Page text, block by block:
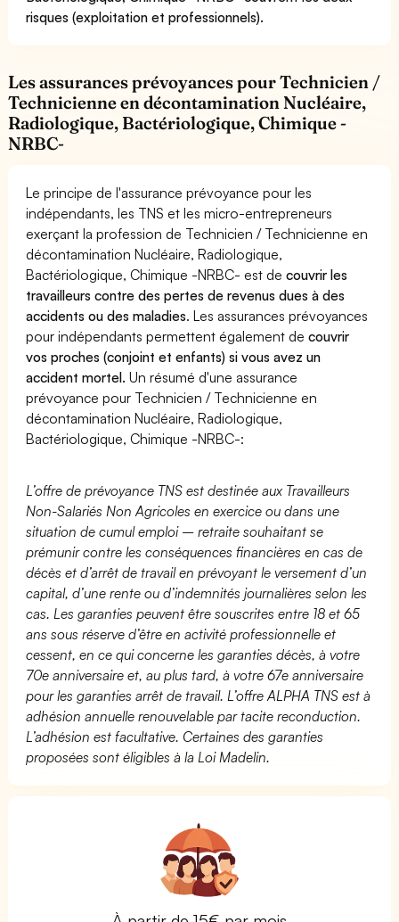
risques (exploitation et professionnels).
Les assurances prévoyances pour Technicien /
Technicienne en décontamination Nucléaire,
Radiologique, Bactériologique, Chimique -
NRBC-
Le principe de l'assurance prévoyance pour les
indépendants, les TNS et les micro-entrepreneurs
exerçant la profession de Technicien / Technicienne en
décontamination Nucléaire, Radiologique,
Bactériologique, Chimique -NRBC- est decouvrir les
travailleurs contre des pertes de revenus dues à des
accidents ou des maladies. Les assurances prévoyances
pour indépendants permettent également decouvrir
vos proches (conjoint et enfants) si vous avez un
accident mortel. Un résumé d'une assurance
prévoyance pour Technicien / Technicienne en
décontamination Nucléaire, Radiologique,
Bactériologique, Chimique -NRBC-:
L’offre de prévoyance TNS est destinée aux Travailleurs
Non-Salariés Non Agricoles en exercice ou dans une
situation de cumul emploi – retraite souhaitant se
prémunir contre les conséquences financières en cas de
décès et d’arrêt de travail en prévoyant le versement d’un
capital, d’une rente ou d’indemnités journalières selon les
cas. Les garanties peuvent être souscrites entre 18 et 65
ans sous réserve d’être en activité professionnelle et
cessent, en ce qui concerne les garanties décès, à votre
70e anniversaire et, au plus tard, à votre 67e anniversaire
pour les garanties arrêt de travail. L’offre ALPHA TNS est à
adhésion annuelle renouvelable par tacite reconduction.
L’adhésion est facultative. Certaines des garanties
proposées sont éligibles à la Loi Madelin.